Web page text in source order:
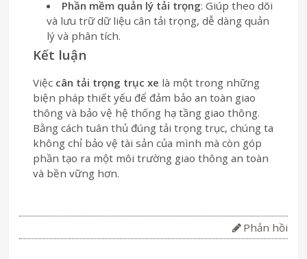
Phần mềm quản lý tải trọng: Giúp theo dõi
và lưu trữ dữ liệu cân tải trọng, dễ dàng quản
lý và phân tích.
Kết luận
Việc cân tải trọng trục xe là một trong những
biện pháp thiết yếu để đảm bảo an toàn giao
thông và bảo vệ hệ thống hạ tầng giao thông.
Bằng cách tuân thủ đúng tải trọng trục, chúng ta
không chỉ bảo vệ tài sản của mình mà còn góp
phần tạo ra một môi trường giao thông an toàn
và bền vững hơn.
Phản hồi